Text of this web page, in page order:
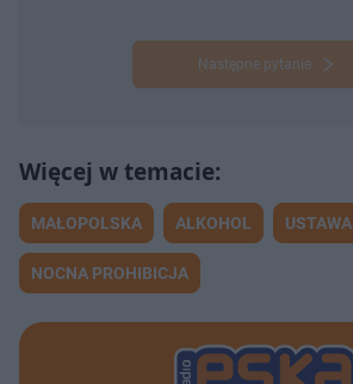
Następne pytanie
MAŁOPOLSKA ALKOHOL USTAWA
NOCNA PROHIBICJA